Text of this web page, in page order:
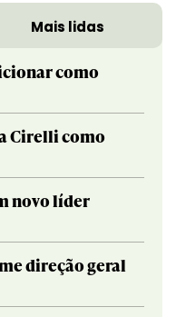
Mais lidas
como
Cirelli como
novo líder
direção geral